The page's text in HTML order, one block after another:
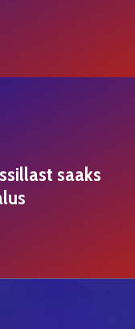
saaks